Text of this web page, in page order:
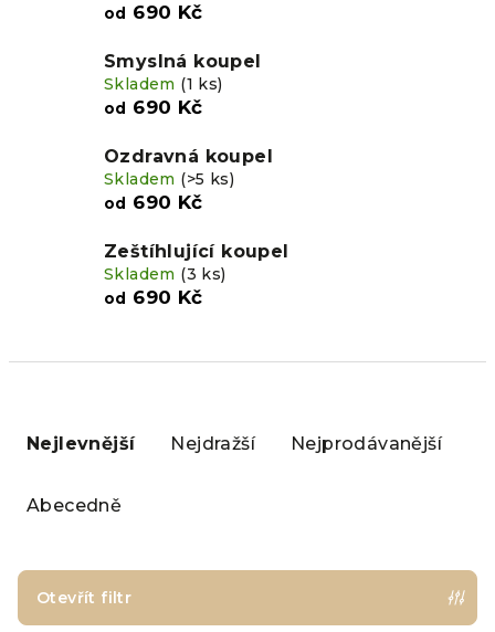
od 690 Kč
Smyslná koupel
Skladem (1 ks)
od 690 Kč
Ozdravná koupel
Skladem (>5 ks)
od 690 Kč
Zeštíhlující koupel
Skladem (3 ks)
od 690 Kč
í
Nejlevnější Nejdražší Nejprodávanější
Abecedně
Otevřít filtr